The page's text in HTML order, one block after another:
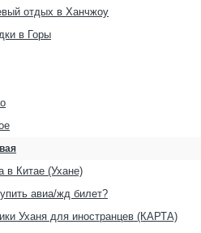
отдых в Ханчжоу
в Горы
в Китае (Ухане)
авиа/жд билет?
Уханя для иностранцев (КАРТА)